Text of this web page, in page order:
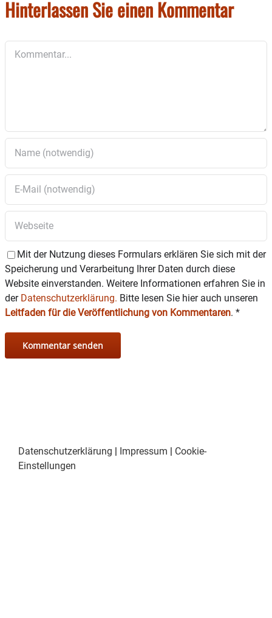
Hinterlassen Sie einen Kommentar
Mit der Nutzung dieses Formulars erklären Sie sich mit der
Speicherung und Verarbeitung Ihrer Daten durch diese
Website einverstanden. Weitere Informationen erfahren Sie in
der Datenschutzerklärung. Bitte lesen Sie hier auch unseren
Leitfaden für die Veröffentlichung von Kommentaren. *
Datenschutzerklärung | Impressum | Cookie-
Einstellungen